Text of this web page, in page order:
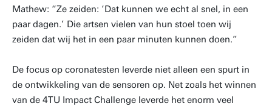
Mathew: “Ze zeiden: ‘Dat kunnen we echt al snel, in een
paar dagen.’ Die artsen vielen van hun stoel toen wij
zeiden dat wij het in een paar minuten kunnen doen.”
De focus op coronatesten leverde niet alleen een spurt in
de ontwikkeling van de sensoren op. Net zoals het winnen
van de 4TU Impact Challenge leverde het enorm veel